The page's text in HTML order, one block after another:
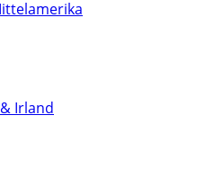
Irland